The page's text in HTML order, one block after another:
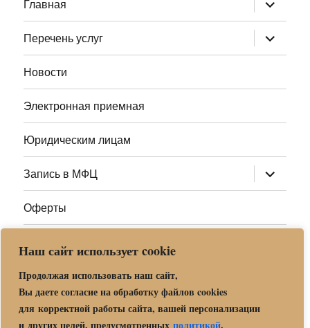
Наш сайт использует cookie
Продолжая использовать наш сайт,
Вы даете согласие на обработку файлов cookies
для корректной работы сайта, вашей персонализации
и других целей, предусмотренных политикой.
Главная дочернее
меню
Перечень услуг
раскрыть
дочернее
меню
Новости
Электронная приемная
Юридическим лицам
Запись в МФЦ раскрыть
дочернее
меню
Оферты
Адреса МФЦ МО